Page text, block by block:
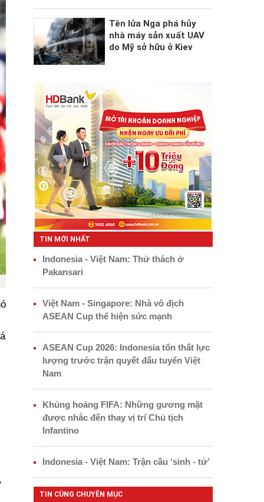
Tên lửa Nga phá hủy
nhà máy sản xuất UAV
do Mỹ sở hữu ở Kiev
TIN MỚI NHẤT
Indonesia - Việt Nam: Thử thách ở
Pakansari
Việt Nam - Singapore: Nhà vô địch
ASEAN Cup thể hiện sức mạnh
ASEAN Cup 2026: Indonesia tổn thất lực
lượng trước trận quyết đấu tuyển Việt
Nam
Khủng hoảng FIFA: Những gương mặt
được nhắc đến thay vị trí Chủ tịch
Infantino
Indonesia - Việt Nam: Trận cầu ‘sinh - tử’
TIN CÙNG CHUYÊN MỤC